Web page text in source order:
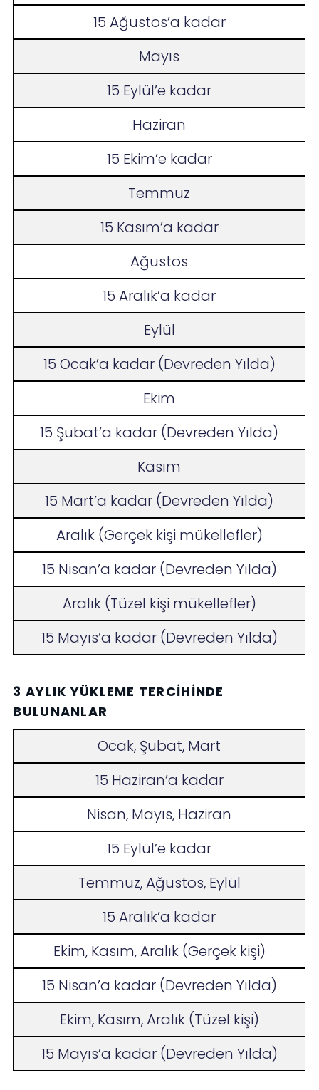
15 Ağustos’a kadar
Mayıs
15 Eylül’e kadar
Haziran
15 Ekim’e kadar
Temmuz
15 Kasım’a kadar
Ağustos
15 Aralık’a kadar
Eylül
15 Ocak’a kadar (Devreden Yılda)
Ekim
15 Şubat’a kadar (Devreden Yılda)
Kasım
15 Mart’a kadar (Devreden Yılda)
Aralık (Gerçek kişi mükellefler)
15 Nisan’a kadar (Devreden Yılda)
Aralık (Tüzel kişi mükellefler)
15 Mayıs’a kadar (Devreden Yılda)
3 AYLIK YÜKLEME TERCIHINDE
BULUNANLAR
Ocak, Şubat, Mart
15 Haziran’a kadar
Nisan, Mayıs, Haziran
15 Eylül’e kadar
Temmuz, Ağustos, Eylül
15 Aralık’a kadar
Ekim, Kasım, Aralık (Gerçek kişi)
15 Nisan’a kadar (Devreden Yılda)
Ekim, Kasım, Aralık (Tüzel kişi)
15 Mayıs’a kadar (Devreden Yılda)